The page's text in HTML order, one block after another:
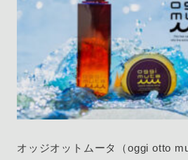
オッジオットムータ（oggi otto